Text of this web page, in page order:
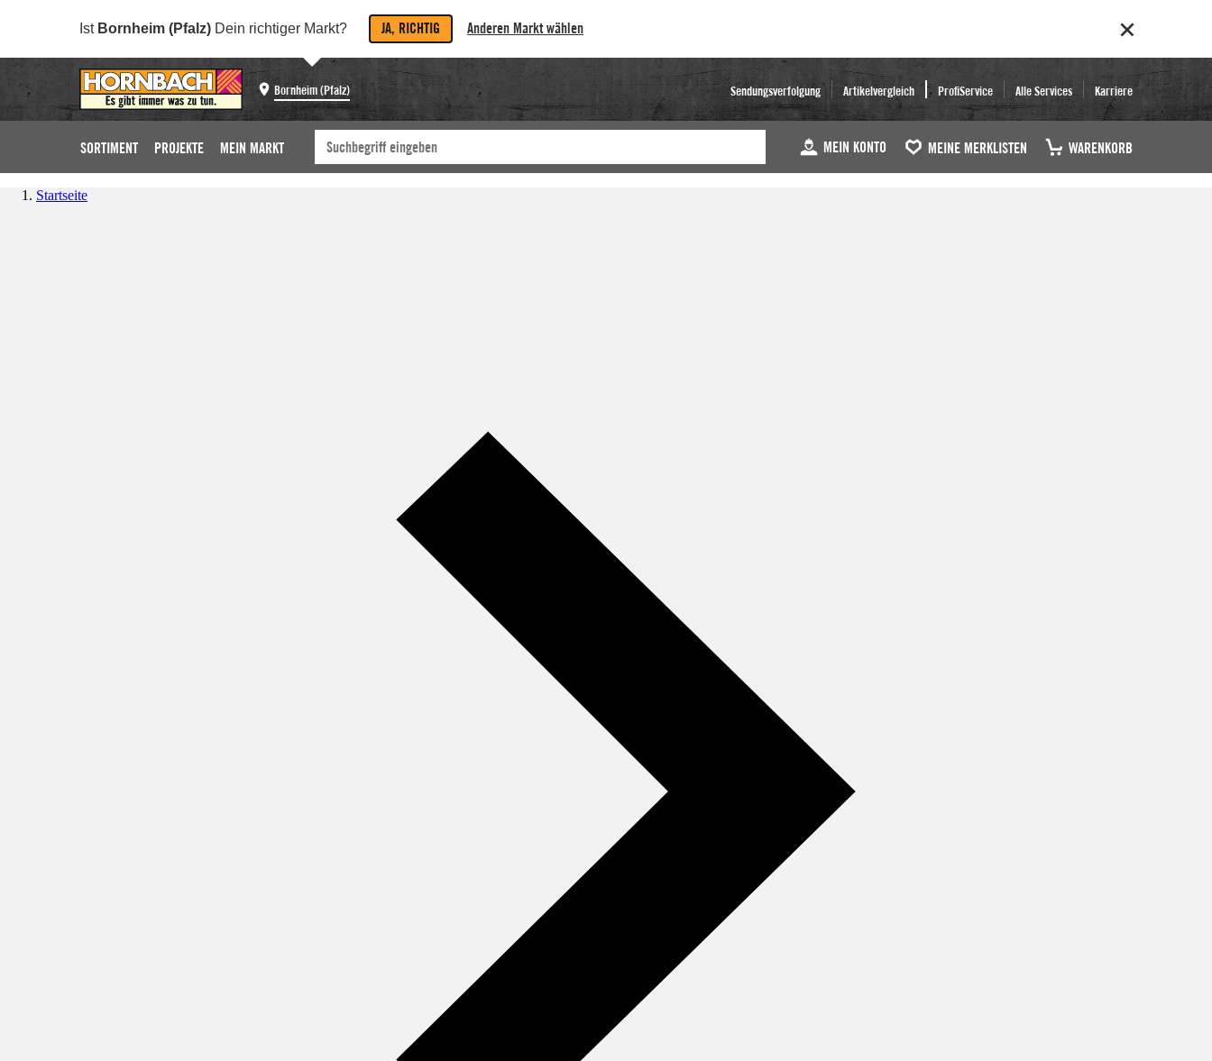
Ist Bornheim (Pfalz) Dein richtiger Markt? JA, RICHTIG Anderen Markt wählen
Bornheim (Pfalz) Sendungsverfolgung Artikelvergleich ProfiService Alle Services Karriere
SORTIMENT PROJEKTE MEIN MARKT MEIN KONTO MEINE MERKLISTEN WARENKORB
Startseite